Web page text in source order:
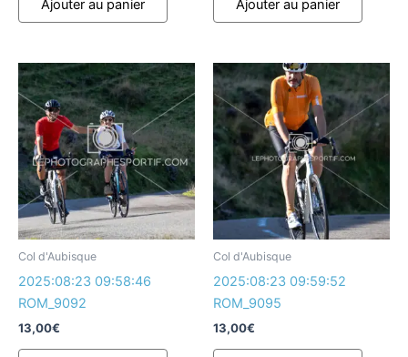
Ajouter au panier Ajouter au panier
Col d'Aubisque
2025:08:23 09:58:46
ROM_9092
13,00€
Col d'Aubisque
2025:08:23 09:59:52
ROM_9095
13,00€